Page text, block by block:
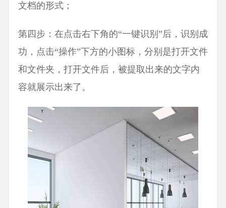
文档的形式；
第四步：在点击右下角的“一键识别”后，识别成
功，点击“操作”下方的小图标，分别是打开文件
和文件夹，打开文件后，被提取出来的文字内
容就展示出来了。